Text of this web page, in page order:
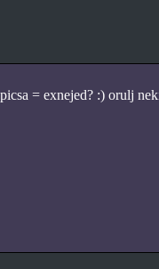
= exnejed? :) orulj